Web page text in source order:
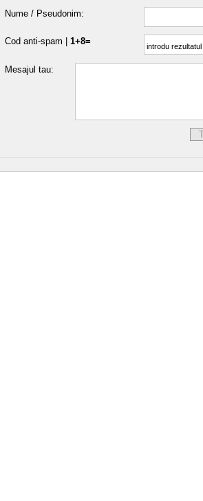
Nume / Pseudonim:
Cod anti-spam | 1+8=
Mesajul tau: